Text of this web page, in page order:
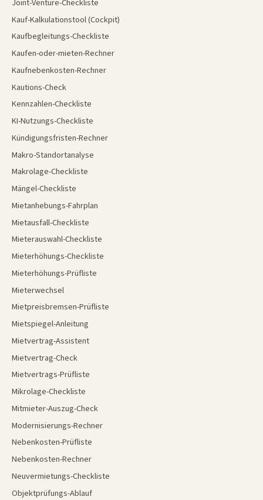
Joint-Venture-Checkliste
Kauf-Kalkulationstool (Cockpit)
Kaufbegleitungs-Checkliste
Kaufen-oder-mieten-Rechner
Kaufnebenkosten-Rechner
Kautions-Check
Kennzahlen-Checkliste
KI-Nutzungs-Checkliste
Kündigungsfristen-Rechner
Makro-Standortanalyse
Makrolage-Checkliste
Mängel-Checkliste
Mietanhebungs-Fahrplan
Mietausfall-Checkliste
Mieterauswahl-Checkliste
Mieterhöhungs-Checkliste
Mieterhöhungs-Prüfliste
Mieterwechsel
Mietpreisbremsen-Prüfliste
Mietspiegel-Anleitung
Mietvertrag-Assistent
Mietvertrag-Check
Mietvertrags-Prüfliste
Mikrolage-Checkliste
Mitmieter-Auszug-Check
Modernisierungs-Rechner
Nebenkosten-Prüfliste
Nebenkosten-Rechner
Neuvermietungs-Checkliste
Objektprüfungs-Ablauf